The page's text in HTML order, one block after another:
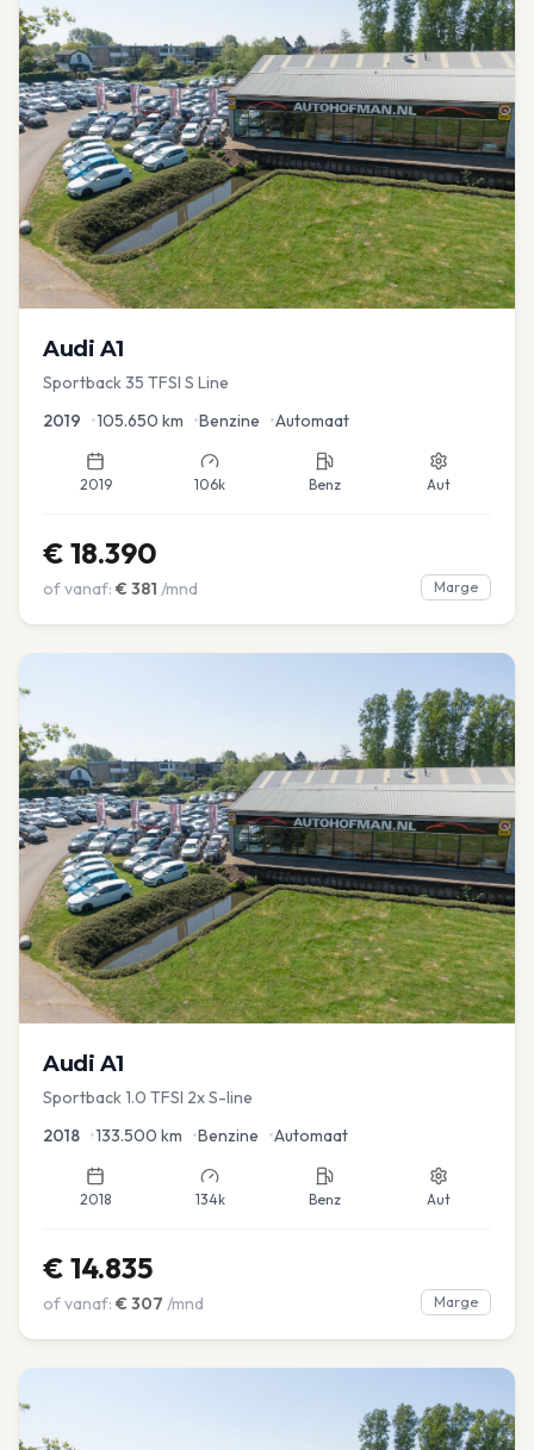
Audi A1
Sportback 35 TFSI S Line
2019 •105.650 km •Benzine •Automaat
2019 106k Benz Aut
€ 18.390
of vanaf: € 381 /mnd Marge
Audi A1
Sportback 1.0 TFSI 2x S-line
2018 •133.500 km •Benzine •Automaat
2018 134k Benz Aut
€ 14.835
of vanaf: € 307 /mnd Marge